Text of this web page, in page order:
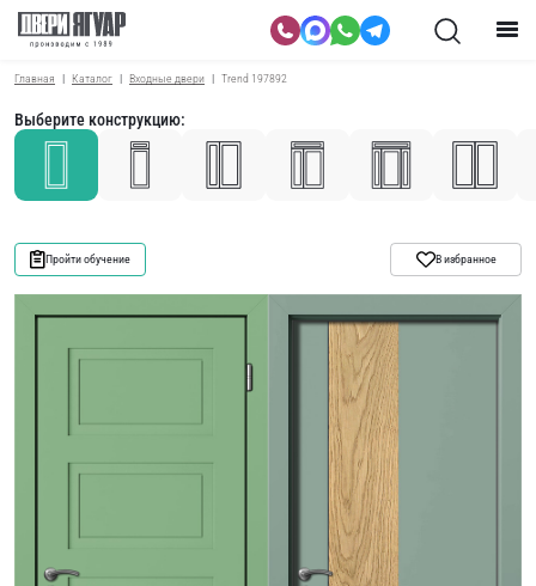
Главная Каталог Входные двери Trend 197892
Выберите конструкцию:
Пройти обучение В избранное